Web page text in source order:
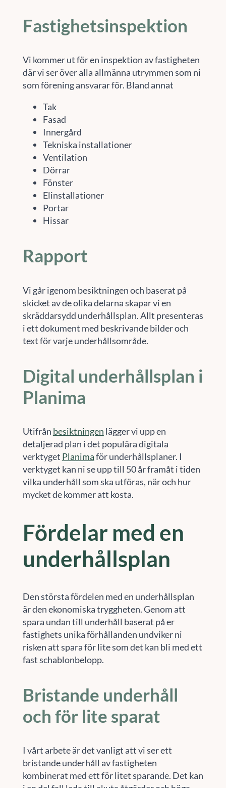
Fastighetsinspektion
Vi kommer ut för en inspektion av fastigheten
där vi ser över alla allmänna utrymmen som ni
som förening ansvarar för. Bland annat
Tak
Fasad
Innergård
Tekniska installationer
Ventilation
Dörrar
Fönster
Elinstallationer
Portar
Hissar
Rapport
Vi går igenom besiktningen och baserat på
skicket av de olika delarna skapar vi en
skräddarsydd underhållsplan. Allt presenteras
i ett dokument med beskrivande bilder och
text för varje underhållsområde.
Digital underhållsplan i
Planima
Utifrån besiktningen lägger vi upp en
detaljerad plan i det populära digitala
verktyget Planimaför underhållsplaner. I
verktyget kan ni se upp till 50 år framåt i tiden
vilka underhåll som ska utföras, när och hur
mycket de kommer att kosta.
Fördelar med en
underhållsplan
Den största fördelen med en underhållsplan
är den ekonomiska tryggheten. Genom att
spara undan till underhåll baserat på er
fastighets unika förhållanden undviker ni
risken att spara för lite som det kan bli med ett
fast schablonbelopp.
Bristande underhåll
och för lite sparat
I vårt arbete är det vanligt att vi ser ett
bristande underhåll av fastigheten
kombinerat med ett för litet sparande. Det kan